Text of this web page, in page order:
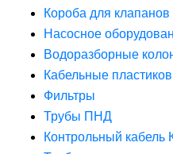
Короба для
Насосное
Водоразборные
Кабельные
Фильтры
Трубы ПНД
Контрольный кабель